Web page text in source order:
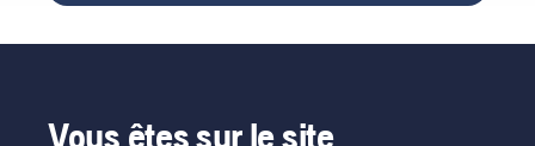
suivre
en
pelouse
assurer
hydraté.
secteur
l'aider à
les plus
Vous êtes sur le site